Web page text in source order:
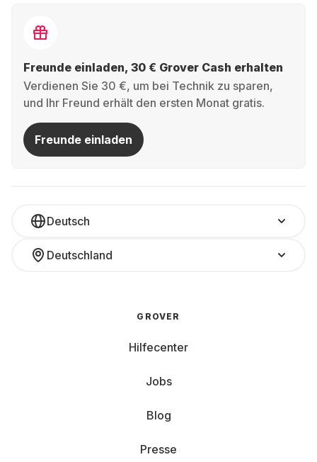
Freunde einladen, 30 € Grover Cash erhalten
Verdienen Sie 30 €, um bei Technik zu sparen,
und Ihr Freund erhält den ersten Monat gratis.
Freunde einladen
Deutsch
Deutschland
GROVER
Hilfecenter
Jobs
Blog
Presse